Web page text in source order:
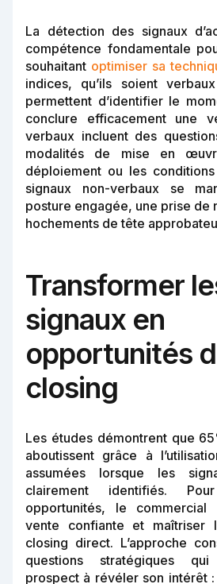
La détection des signaux
compétence fondamentale
souhaitant optimiser sa
indices, qu’ils soient
permettent d’identifier le
conclure efficacement une
verbaux incluent des
modalités de mise en
déploiement ou les
signaux non-verbaux se
posture engagée, une prise de
hochements de tête
Transformer
signaux en
opportunités
closing
Les études démontrent que
aboutissent grâce à
assumées lorsque les
clairement identifiés.
opportunités, le
vente confiante et maîtriser
closing direct. L’approche
questions stratégiques
prospect à révéler son intérêt